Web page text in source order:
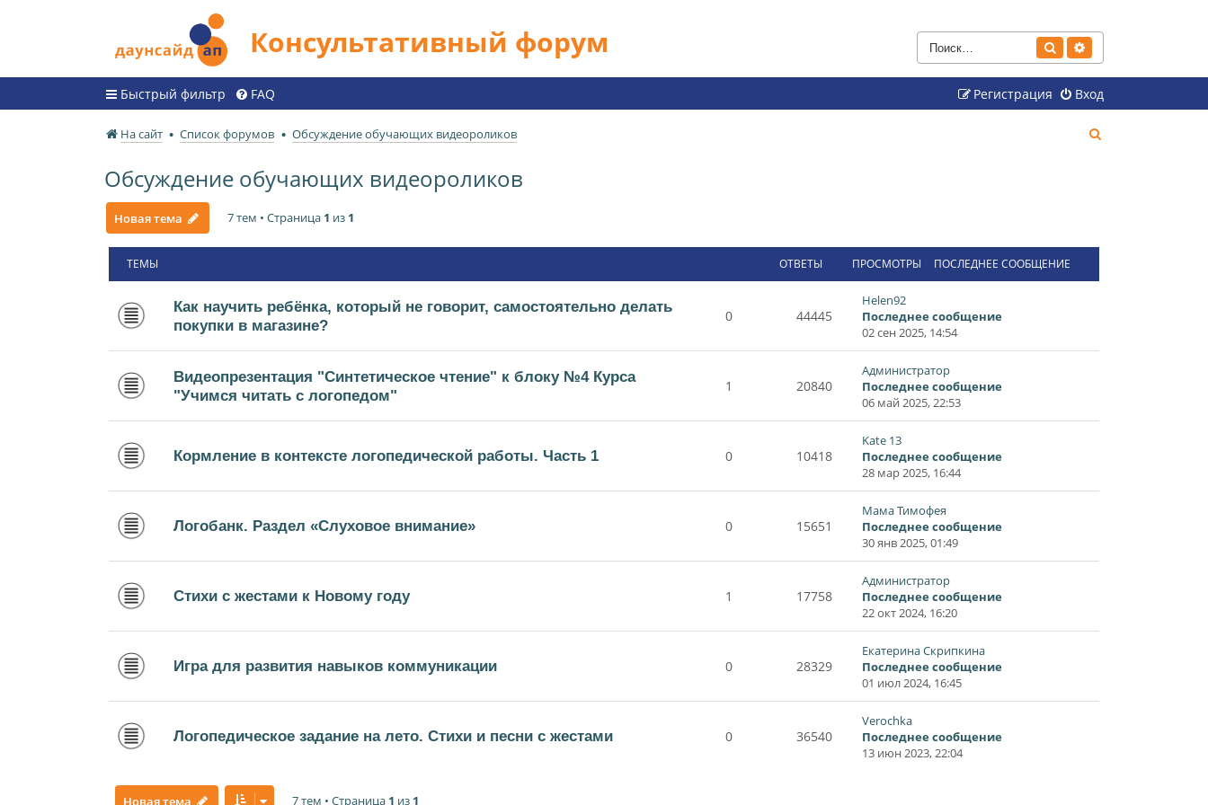
Консультативный форум Поиск
Быстрый фильтр FAQ Вход
Регистрация
На сайт Список форумов Обсуждение обучающих видеороликов
Обсуждение обучающих видеороликов
Новая тема 7 тем • Страница 1 из 1
ТЕМЫ ОТВЕТЫ ПРОСМОТРЫ ПОСЛЕДНЕЕ СООБЩЕНИЕ
Как научить ребёнка, который не говорит, самостоятельно делать
покупки в магазине?
0 44445
Helen92
Последнее сообщение
02 сен 2025, 14:54
Видеопрезентация "Синтетическое чтение" к блоку №4 Курса
"Учимся читать с логопедом"
1 20840
Администратор
Последнее сообщение
06 май 2025, 22:53
Кормление в контексте логопедической работы. Часть 1 0 10418
Kate 13
Последнее сообщение
28 мар 2025, 16:44
Логобанк. Раздел «Слуховое внимание» 0 15651
Мама Тимофея
Последнее сообщение
30 янв 2025, 01:49
Стихи с жестами к Новому году 1 17758
Администратор
Последнее сообщение
22 окт 2024, 16:20
Игра для развития навыков коммуникации 0 28329
Екатерина Скрипкина
Последнее сообщение
01 июл 2024, 16:45
Логопедическое задание на лето. Стихи и песни с жестами 0 36540
Verochka
Последнее сообщение
13 июн 2023, 22:04
Новая тема 7 тем • Страница 1 из 1